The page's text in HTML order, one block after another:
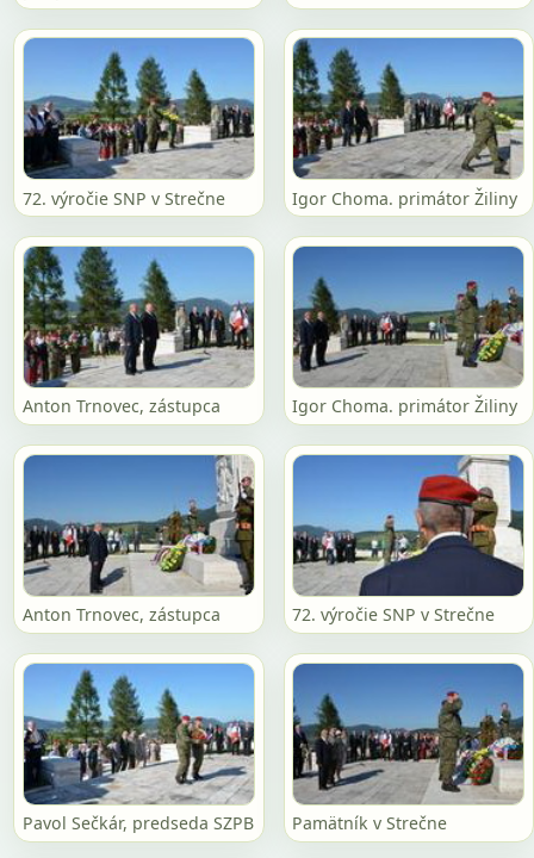
72. výročie SNP v Strečne Igor Choma. primátor Žiliny
Anton Trnovec, zástupca Igor Choma. primátor Žiliny
Anton Trnovec, zástupca 72. výročie SNP v Strečne
Pavol Sečkár, predseda SZPB Pamätník v Strečne